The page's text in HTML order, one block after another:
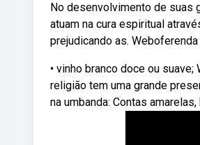
No desenvolvimento de suas
atuam na cura espiritual
prejudicando as.
• vinho branco doce ou
religião tem uma grande
na umbanda: Contas